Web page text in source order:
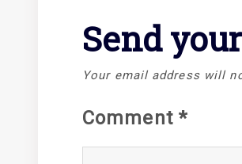
Send
Your email address will
Comment *